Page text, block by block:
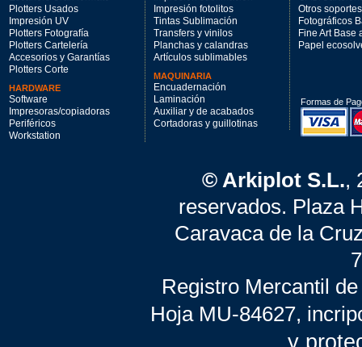
Plotters Usados
Impresión UV
Plotters Fotografía
Plotters Cartelería
Accesorios y Garantías
Plotters Corte
HARDWARE
Software
Impresoras/copiadoras
Periféricos
Workstation
Impresión fotolitos
Tintas Sublimación
Transfers y vinilos
Planchas y calandras
Artículos sublimables
MAQUINARIA
Encuadernación
Laminación
Auxiliar y de acabados
Cortadoras y guillotinas
Otros soportes
Fotográficos
Fine Art Base
Papel
Formas de
© Arkiplot S.L.,
reservados. Plaza
Caravaca de la
Registro Mercantil
Hoja MU-84627,
y